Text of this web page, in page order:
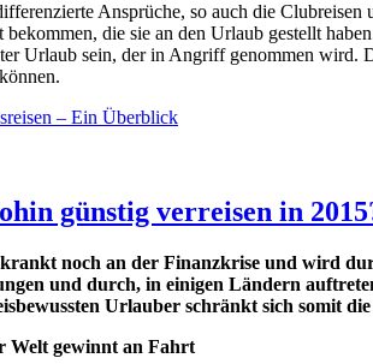
Ansprüche, so auch die
die sie an den Urlaub gestellt
Urlaub sein, der in Angriff genommen
– Ein Überblick
günstig verreisen in
noch an der Finanzkrise und wird
und durch, in einigen Ländern
Urlauber schränkt sich somit
Welt gewinnt an Fahrt